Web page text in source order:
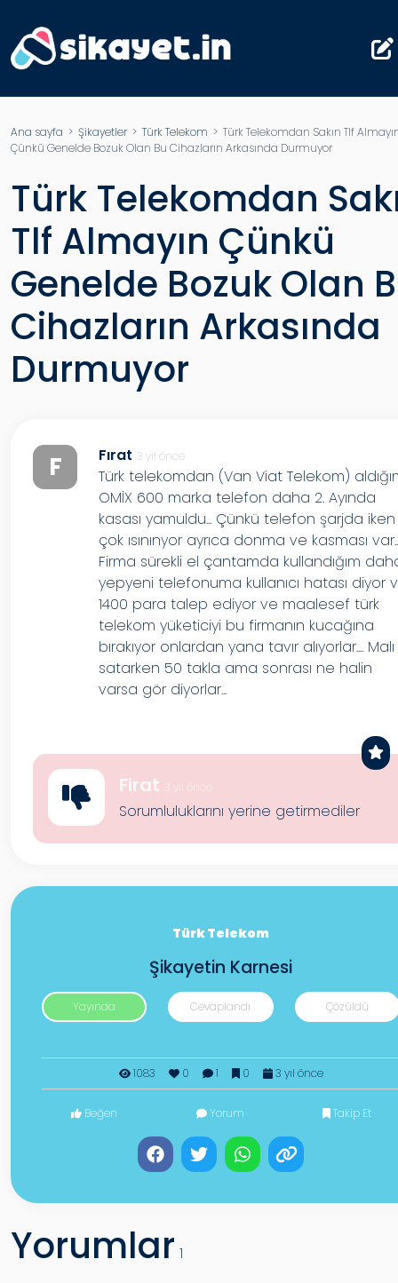
Ana sayfa > Şikayetler> Türk Telekom > Türk Telekomdan Sakın Tlf
Çünkü Genelde Bozuk Olan Bu Cihazların Arkasında Durmuyor
Türk Telekomdan
Tlf Almayın Çünkü
Genelde Bozuk Olan
Cihazların Arkasında
Durmuyor
F Fırat 3 yıl önce
Türk telekomdan (Van Viat Telekom)
OMİX 600 marka telefon daha 2. Ayında
kasası yamuldu... Çünkü telefon şarjda iken
çok ısınınyor ayrıca donma ve kasması
Firma sürekli el çantamda kullandığım
yepyeni telefonuma kullanıcı hatası diyor
1400 para talep ediyor ve maalesef türk
telekom yüketiciyi bu firmanın kucağına
bırakıyor onlardan yana tavır alıyorlar.... Malı
satarken 50 takla ama sonrası ne halin
varsa gör diyorlar...
Firat 3 yıl önce
Sorumluluklarını yerine getirmediler
Türk Telekom
Şikayetin Karnesi
Yayında Cevaplandı Çözüldü
1083 0 1 0 3 yıl önce
Beğen Yorum Takip Et
Yorumlar 1